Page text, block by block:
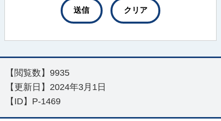
【閲覧数】 9935
【更新日】 2024年3月1日
【ID】 P-1469